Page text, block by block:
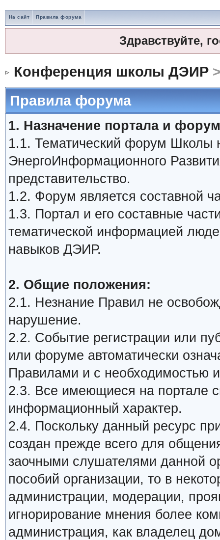
На сайт Правила форума
Здравствуйте,
Конференция школы ДЭИР
Правила форума
1. Назначение портала и
1.1. Тематический форум Школы
ЭнергоИнформационного
представительство.
1.2. Форум является составной
1.3. Портал и его составные
тематической информацией
навыков ДЭИР.
2. Общие положения:
2.1. Незнание Правил не
нарушение.
2.2. Событие регистрации или
или форуме автоматически
Правилами и с необходимостью
2.3. Все имеющиеся на портале
информационный характер.
2.4. Поскольку данный ресурс
создан прежде всего для
заочными слушателями данной
пособий организации, то в
администрации, модерации,
игнорирование мнения более
администрация, как владелец